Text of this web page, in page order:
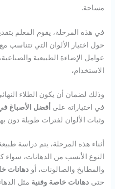
مساحة.
في هذه المرحلة، يقوم المعلم
حول اختيار الألوان التي تتناسب
عوامل الإضاءة الطبيعية
الاستخدام،
وذلك لضمان أن يكون الطلاء
في اختياراته على أفضل الأصباغ في
وثبات الألوان لفترات طويلة دون
أثناء هذه المرحلة، يتم دراسة
النوع الأنسب من الدهانات، سواء
والمطابخ والصالونات، أودهانات
حتىدهانات خاصة وفنية مثل